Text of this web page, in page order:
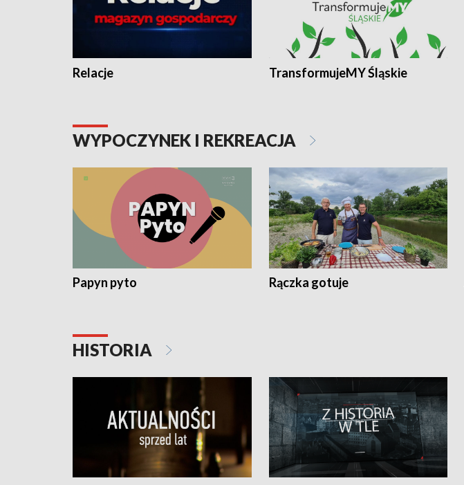
Relacje TransformujeMY Śląskie
WYPOCZYNEK I REKREACJA
Papyn pyto Rączka gotuje
HISTORIA